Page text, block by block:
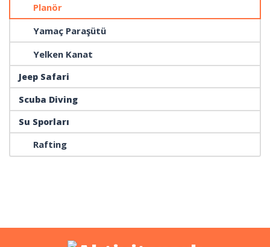
Planör
Yamaç Paraşütü
Yelken Kanat
Jeep Safari
Scuba Diving
Su Sporları
Rafting